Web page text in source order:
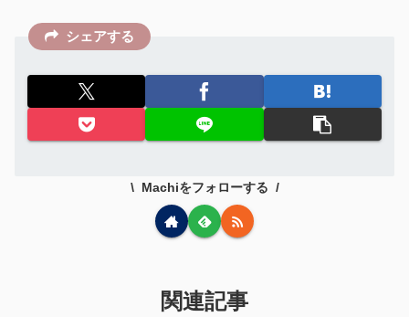
シェアする
Machiをフォローする
関連記事